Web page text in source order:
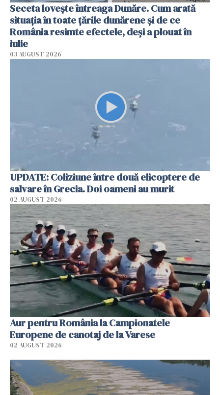
Seceta lovește întreaga Dunăre. Cum arată
situația în toate țările dunărene și de ce
România resimte efectele, deși a plouat în
iulie
03 AUGUST 2026
UPDATE: Coliziune între două elicoptere de
salvare în Grecia. Doi oameni au murit
02 AUGUST 2026
Aur pentru România la Campionatele
Europene de canotaj de la Varese
02 AUGUST 2026